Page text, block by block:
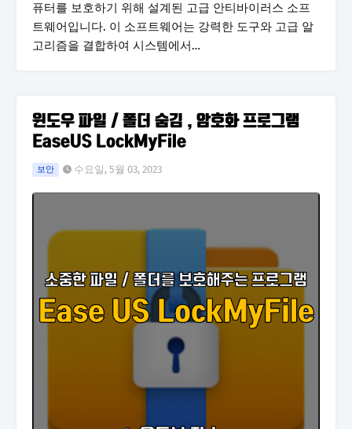
퓨터를 보호하기 위해 설계된 고급 안티바이러스 소프
트웨어입니다. 이 소프트웨어는 강력한 도구와 고급 알
고리즘을 결합하여 시스템에서…
윈도우 파일 / 폴더 숨김 , 암호화 프로그램
EaseUS LockMyFile
보안 수요일, 5월 03, 2023